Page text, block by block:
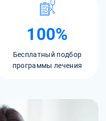
100%
Бесплатный подбор
программы лечения